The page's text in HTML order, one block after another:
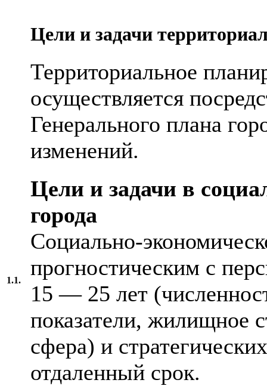
Цели и задачи
Территориальное
осуществляется
Генерального плана
изменений.
1.1.
Цели и задачи в
города
Социально-
прогностическим с
15 — 25 лет
показатели, жилищное
сфера) и
отдаленный срок.